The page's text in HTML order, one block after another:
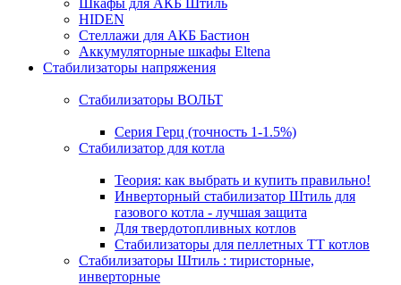
Шкафы для АКБ Штиль
HIDEN
Стеллажи для АКБ Бастион
Аккумуляторные шкафы Eltena
Стабилизаторы напряжения
Стабилизаторы ВОЛЬТ
Серия Герц (точность 1-1.5%)
Стабилизатор для котла
Теория: как выбрать и купить правильно!
Инверторный стабилизатор Штиль для
газового котла - лучшая защита
Для твердотопливных котлов
Стабилизаторы для пеллетных ТТ котлов
Стабилизаторы Штиль : тиристорные,
инверторные